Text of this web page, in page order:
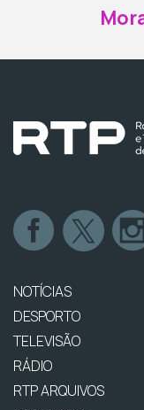
NOTÍCIAS
DESPORTO
TELEVISÃO
RÁDIO
RTP ARQUIVOS